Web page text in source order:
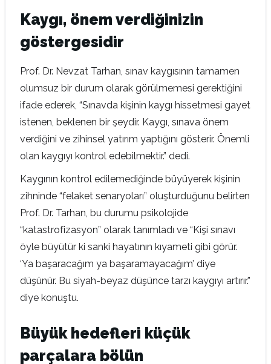
Kaygı, önem verdiğinizin
göstergesidir
Prof. Dr. Nevzat Tarhan, sınav kaygısının tamamen
olumsuz bir durum olarak görülmemesi gerektiğini
ifade ederek, “Sınavda kişinin kaygı hissetmesi gayet
istenen, beklenen bir şeydir. Kaygı, sınava önem
verdiğini ve zihinsel yatırım yaptığını gösterir. Önemli
olan kaygıyı kontrol edebilmektir.” dedi.
Kaygının kontrol edilemediğinde büyüyerek kişinin
zihninde “felaket senaryoları” oluşturduğunu belirten
Prof. Dr. Tarhan, bu durumu psikolojide
“katastrofizasyon” olarak tanımladı ve “Kişi sınavı
öyle büyütür ki sanki hayatının kıyameti gibi görür.
‘Ya başaracağım ya başaramayacağım’ diye
düşünür. Bu siyah-beyaz düşünce tarzı kaygıyı artırır.”
diye konuştu.
Büyük hedefleri küçük
parçalara bölün